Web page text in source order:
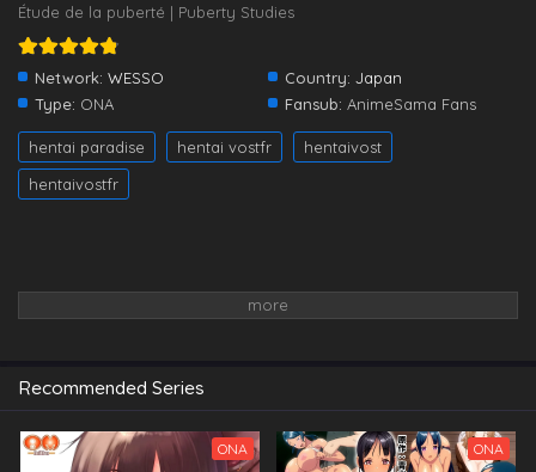
Étude de la puberté | Puberty Studies
Network: WESSO Country: Japan
Type: ONA Fansub: AnimeSama Fans
hentai paradise hentai vostfr
hentaivost
hentaivostfr
Recommended Series
ONA ONA